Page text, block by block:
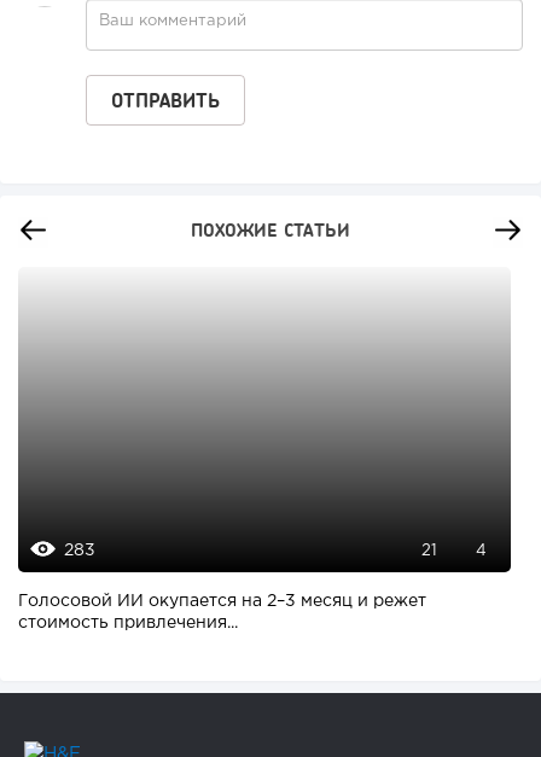
ПОХОЖИЕ СТАТЬИ
283 21 4
Голосовой ИИ окупается на 2–3 месяц и режет
стоимость привлечения...